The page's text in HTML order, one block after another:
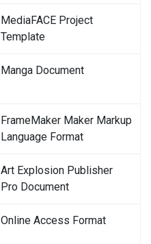
MediaFACE Project
Template
Manga Document
FrameMaker Maker Markup
Language Format
Art Explosion Publisher
Pro Document
Online Access Format